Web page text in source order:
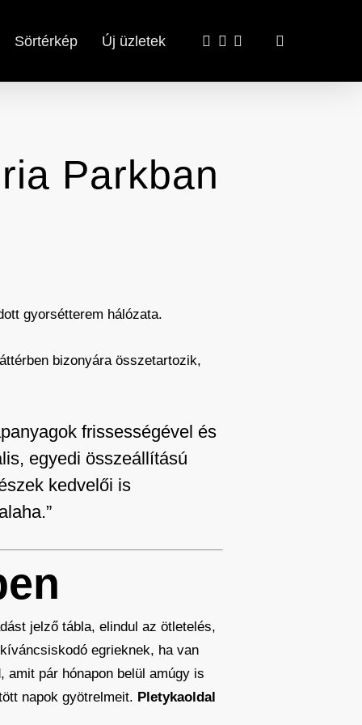
Sörtérkép Új üzletek
x- facebook
email
Parkban
gyorsétterem hálózata.
bizonyára összetartozik,
frissességével és
egyedi összeállítású
kedvelői is
jelző tábla, elindul az ötletelés,
egrieknek, ha van
amit pár hónapon belül amúgy is
napok gyötrelmeit. Pletykaoldal